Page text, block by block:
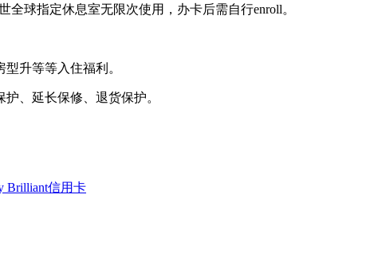
全球指定休息室无限次使用，办卡后需自行enroll。
升等等入住福利。
、延长保修、退货保护。
Brilliant信用卡